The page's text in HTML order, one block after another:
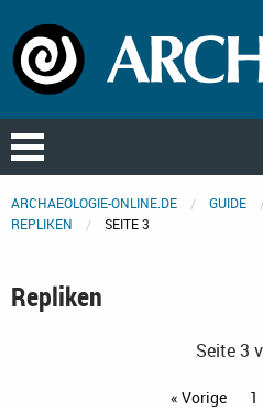
ARCHAEOLOGIE-ONLINE.DE GUIDE
REPLIKEN
SEITE 3
Repliken
Seite 3
« Vorige 1